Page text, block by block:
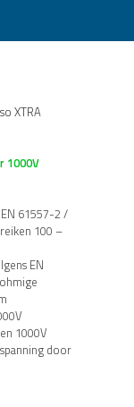
XTRA
1000V
61557-2 /
100 –
EN
1000V
door